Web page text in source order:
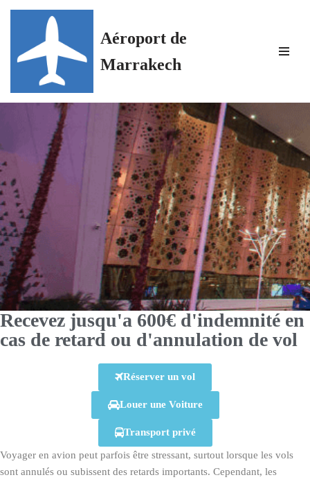
au
Aéroport de
Marrakech
Recevez jusqu'a 600€ d'indemnité en
cas de retard ou d'annulation de vol
Réserver un vol
Louer une Voiture
Transport privé
Voyager en avion peut parfois être stressant, surtout lorsque les vols
sont annulés ou subissent des retards importants. Cependant, les